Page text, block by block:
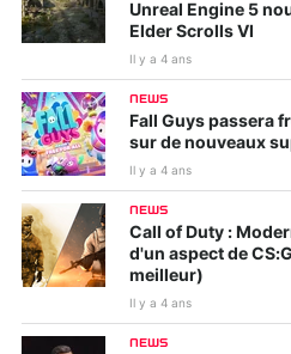
Unreal Engine 5
Elder Scrolls VI
Il y a 4 ans
NEWS
Fall Guys passera
sur de nouveaux
Il y a 4 ans
NEWS
Call of Duty :
d'un aspect de
meilleur)
Il y a 4 ans
NEWS